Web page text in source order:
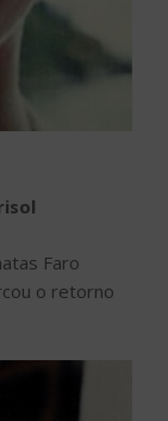
Faro
o retorno